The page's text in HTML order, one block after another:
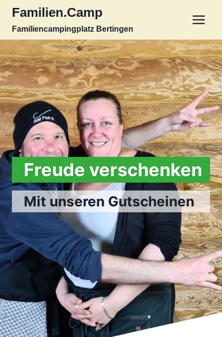
Inhalt
springen
Familien.Camp
Familiencampingplatz Bertingen
Freude verschenken
Mit unseren Gutscheinen